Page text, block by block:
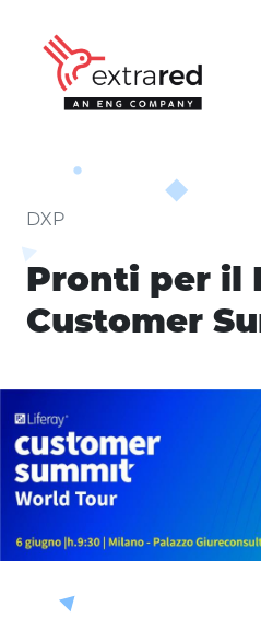
Pronti per il
DXP
Pronti per il
Customer